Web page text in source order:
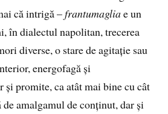
că intrigă –frantumagliae un
în dialectul napolitan, trecerea
diverse, o stare de agitație sau
energofagă și
și promite, ca atât mai bine cu cât
de amalgamul de conținut, dar și